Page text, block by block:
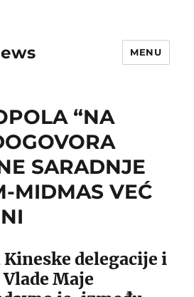
MENU
“NA
SARADNJE
MIDMAS VEĆ
Kineske delegacije i
Maje